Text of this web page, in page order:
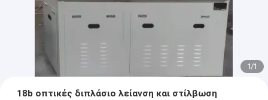
1/1
18b οπτικές διπλάσιο λείανση και στίλβωση